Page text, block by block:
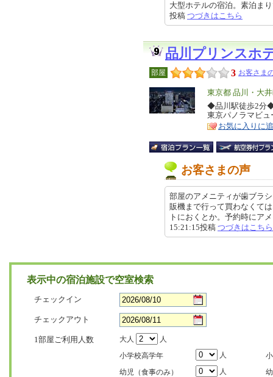
大型ホテルの宿泊。素泊ま
投稿 つづきはこちら
品川プリンスホ
部屋 3 お客さま
エ
リ
ア
東京都 品川・大
特
徴
◆品川駅徒歩2分◆
東京パノラマビ
お気に入りに
お客さまの声
部屋のアメニティが歯ブラ
販機まで行って買わなくて
トにおくとか。予約時にア
15:21:15投稿 つづきはこちら
表示中の宿泊施設で空室検索
チェックイン
チェックアウト
1部屋ご利用人数 大人
人
小学校高学年
人
幼児（食事のみ）
人